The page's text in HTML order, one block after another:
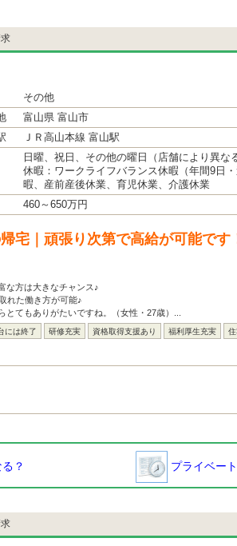
その他
富山県 富山市
ＪＲ高山本線 富山駅
日曜、祝日、その他の曜日（店舗により異な
休暇：ワークライフバランス休暇（年間9日
暇、産前産後休業、育児休業、介護休業
460～650万円
宅｜頑張り次第で高給が可能です
な方は大きなチャンス♪
れた働き方が可能♪
てもありがたいですね。（女性・27歳）...
には終了 研修充実 資格取得支援あり 福利厚生充実
？ プライベー